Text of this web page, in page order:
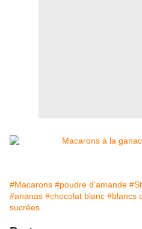
#Macarons #poudre d'amande
#ananas #chocolat blanc #blancs
sucrées